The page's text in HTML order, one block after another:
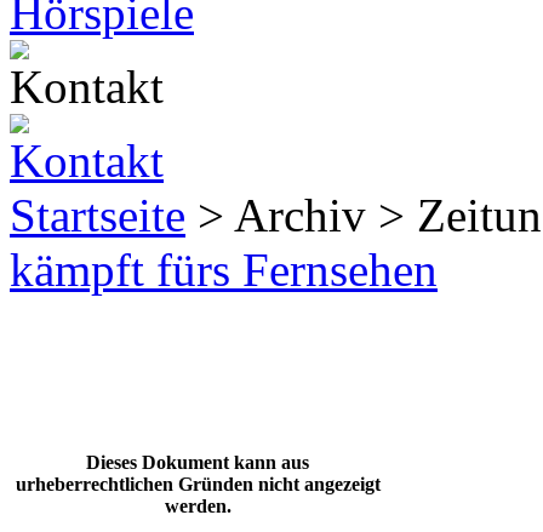
Startseite > Archiv >
kämpft fürs Fernsehen
Dieses Dokument kann aus
urheberrechtlichen Gründen nicht angezeigt
werden.